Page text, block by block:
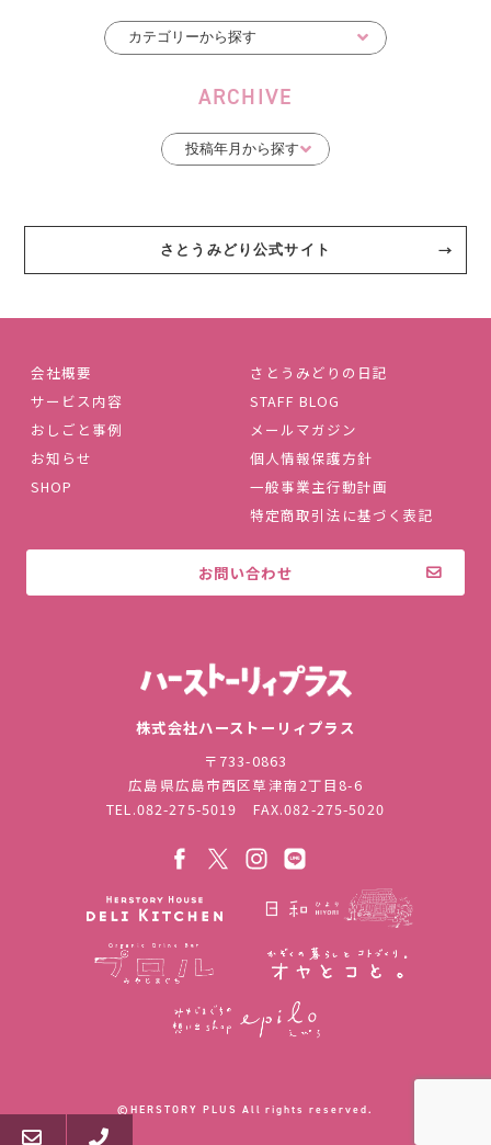
ARCHIVE
さとうみどり公式サイト
会社概要
サービス内容
おしごと事例
お知らせ
SHOP
さとうみどりの日記
STAFF BLOG
メールマガジン
個人情報保護方針
一般事業主行動計画
特定商取引法に基づく表記
お問い合わせ
株式会社ハーストーリィプラス
〒733-0863
広島県広島市西区草津南2丁目8-6
TEL.082-275-5019 FAX.082-275-5020
©︎HERSTORY PLUS All rights reserved.